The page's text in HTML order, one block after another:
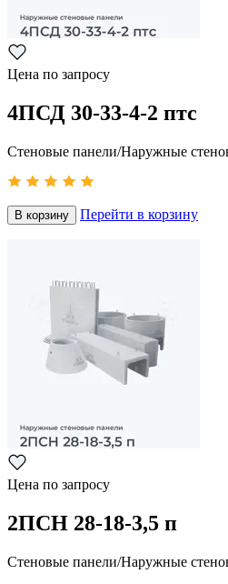
Цена по запросу
4ПСД 30-33-4-2 птс
Стеновые панели/Наружные
В корзину Перейти в корзину
Цена по запросу
2ПСН 28-18-3,5 п
Стеновые панели/Наружные